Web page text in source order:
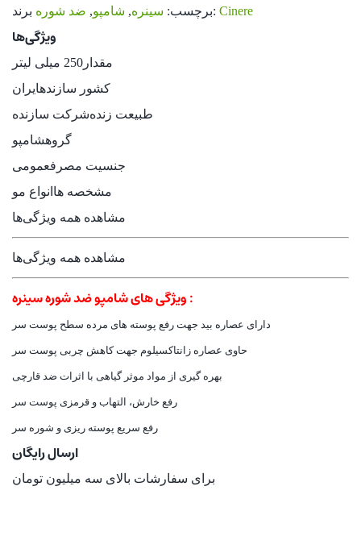
برچسب: سینره, شامپو, ضد شوره برند: Cinere
ویژگی‌ها
مقدار 250 میلی لیتر
کشور سازندهایران
شرکت سازندهطبیعت زنده
گروهشامپو
جنسیت مصرفعمومی
مشخصه ها انواع مو
مشاهده همه ویژگی‌ها
مشاهده همه ویژگی‌ها
ویژگی های شامپو ضد شوره سینره :
دارای عصاره بید جهت رفع پوسته های مرده سطح پوست سر
حاوی عصاره زانتاکسیلوم جهت کاهش چربی پوست سر
بهره گیری از مواد موثر گیاهی با اثرات ضد قارچی
رفع خارش، التهاب و قرمزی پوست سر
رفع سریع پوسته ریزی و شوره سر
ارسال رایگان
برای سفارشات بالای سه میلیون تومان